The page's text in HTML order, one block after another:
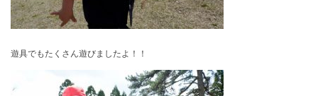
遊具でもたくさん遊びましたよ！！